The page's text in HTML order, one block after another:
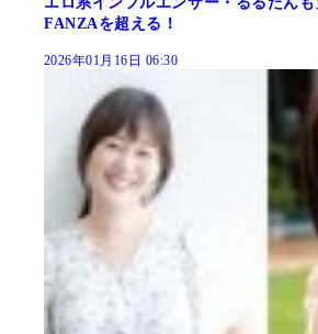
FANZAを超える！
2026年01月16日 06:30